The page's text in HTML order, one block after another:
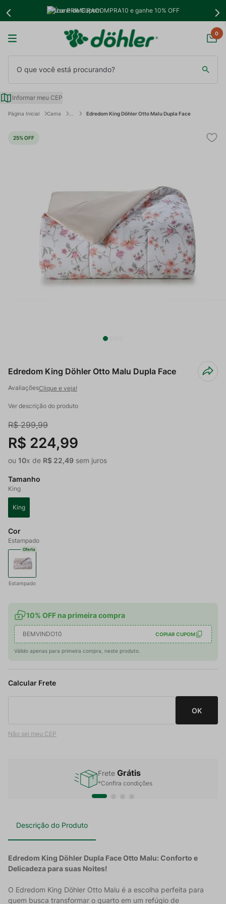
Use PRIMEIRACOMPRA10 e ganhe 10% OFF
0
Informar meu CEP
Cama Edredom King Döhler Otto Malu Dupla Face
25%OFF
Edredom King Döhler Otto Malu Dupla Face
Clique e veja!
Ver descrição do produto
R$ 299,99
R$ 224,99
ou 10x de R$ 22,49 sem juros
Tamanho
King
King
Cor
Estampado
Oferta
Estampado
10% OFF na primeira compra
BEMVINDO10 COPIAR CUPOM
Válido apenas para primeira compra, neste produto.
Não sei meu CEP
Frete Grátis
*Confira condições
Descrição do Produto
Edredom King Döhler Dupla Face Otto Malu: Conforto e
Delicadeza para suas Noites!
O Edredom King Döhler Otto Malu é a escolha perfeita para
quem busca transformar o quarto em um refúgio de